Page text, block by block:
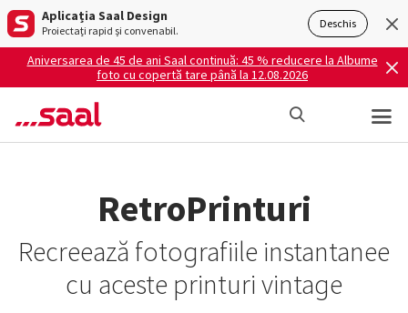
Aplicația Saal Design
Proiectați rapid și convenabil. Deschis
Aniversarea de 45 de ani Saal continuă: 45 % reducere la Albume
foto cu copertă tare până la 12.08.2026
RetroPrinturi
Recreează fotografiile instantanee
cu aceste printuri vintage